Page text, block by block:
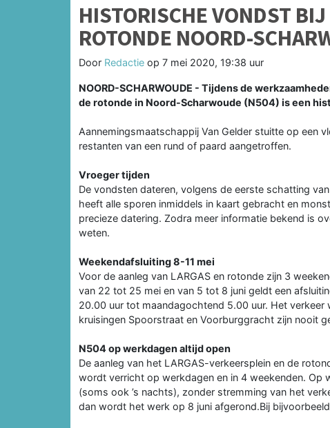
HISTORISCHE VONDST
ROTONDE NOORD-
Door Redactie op 7 mei 2020, 19:38 uur
NOORD-SCHARWOUDE - Tijdens de
de rotonde in Noord-Scharwoude (N504) is een
Aannemingsmaatschappij Van Gelder stuitte op een
restanten van een rund of paard aangetroffen.
Vroeger tijden
De vondsten dateren, volgens de eerste schatting
heeft alle sporen inmiddels in kaart gebracht en
precieze datering. Zodra meer informatie bekend is
weten.
Weekendafsluiting 8-11 mei
Voor de aanleg van LARGAS en rotonde zijn 3
van 22 tot 25 mei en van 5 tot 8 juni geldt een
20.00 uur tot maandagochtend 5.00 uur. Het
kruisingen Spoorstraat en Voorburggracht zijn nooit
N504 op werkdagen altijd open
De aanleg van het LARGAS-verkeersplein en de
wordt verricht op werkdagen en in 4 weekenden. Op
(soms ook ’s nachts), zonder stremming van het
dan wordt het werk op 8 juni afgerond.Bij